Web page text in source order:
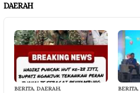
DAERAH
BERITA, DAERAH,
BERITA,